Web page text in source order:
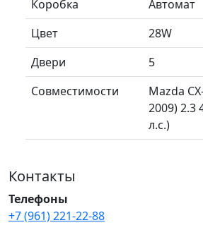
Коробка
Автомат
Цвет
28W
Двери
5
Совместимости
Mazda
2009) 2.3
л.с.)
Контакты
Телефоны
+7 (961) 221-22-88